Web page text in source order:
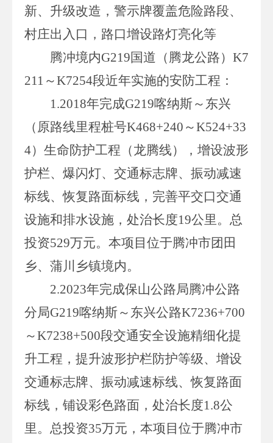
新、升级改造，警示牌覆盖危险路段、
村庄出入口，路口增设路灯亮化等
腾冲境内G219国道（腾龙公路） K7
211 ～K7254段近年实施的安防工程：
1.2018年完成G219喀纳斯～东兴
（原路线里程桩号K468+240～K524+33
4）生命防护工程（龙腾线），增设波形
护栏、爆闪灯、交通标志牌、振动减速
标线、恢复路面标线，完善平交口交通
设施和排水设施，处治长度19公里。总
投资529万元。本项目位于腾冲市团田
乡、蒲川乡镇境内。
2.2023年完成保山公路局腾冲公路
分局G219喀纳斯～东兴公路K7236+700
～K7238+500段交通安全设施精细化提
升工程，提升波形护栏防护等级、增设
交通标志牌、振动减速标线、恢复路面
标线，铺设彩色路面，处治长度1.8公
里。总投资35万元，本项目位于腾冲市